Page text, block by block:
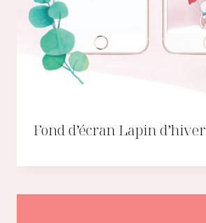
Fond d’écran Lapin d’hiver